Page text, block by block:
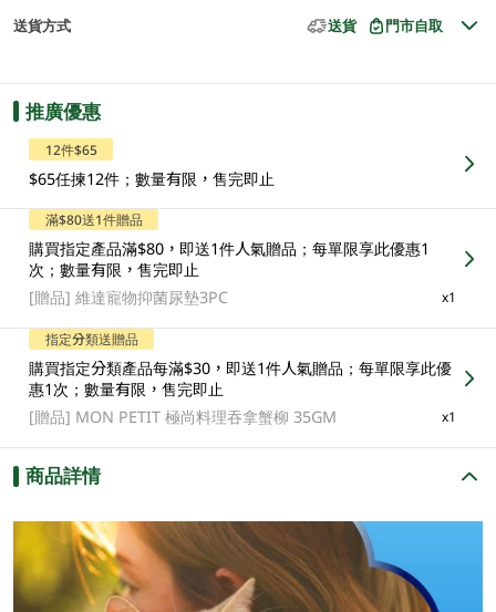
送貨方式 送貨 門市自取
推廣優惠
12件$65
$65任揀12件；數量有限，售完即止
滿$80送1件贈品
購買指定產品滿$80，即送1件人氣贈品；每單限享此優惠1
次；數量有限，售完即止
[贈品]維達寵物抑菌尿墊3PC x1
指定分類送贈品
購買指定分類產品每滿$30，即送1件人氣贈品；每單限享此優
惠1次；數量有限，售完即止
[贈品] MON PETIT 極尚料理吞拿蟹柳 35GM x1
商品詳情